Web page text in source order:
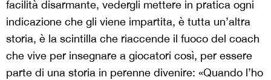
facilità disarmante, vedergli mettere in pratica ogni
indicazione che gli viene impartita, è tutta un’altra
storia, è la scintilla che riaccende il fuoco del coach
che vive per insegnare a giocatori così, per essere
parte di una storia in perenne divenire: «Quando l’ho